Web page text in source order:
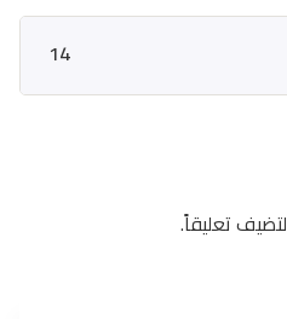
14
لتضيف تعليقاً.